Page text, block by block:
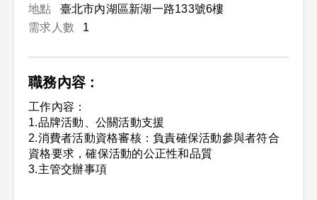
地點
臺北市內湖區新湖一路133號6樓
需求人數
1
職務內容 :
工作內容：
1.品牌活動、公關活動支援
2.消費者活動資格審核：負責確保活動參與者符合
資格要求，確保活動的公正性和品質
3.主管交辦事項